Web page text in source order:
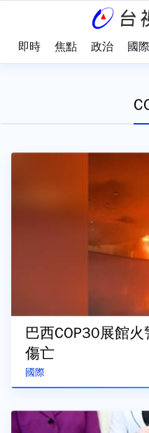
即時 焦點 政治 國際
國際
巴西COP30展館
傷亡